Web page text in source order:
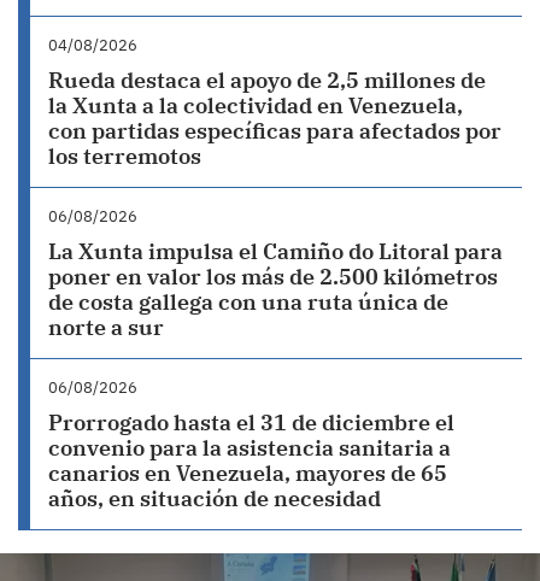
04/08/2026
Rueda destaca el apoyo de 2,5 millones de
la Xunta a la colectividad en Venezuela,
con partidas específicas para afectados por
los terremotos
06/08/2026
La Xunta impulsa el Camiño do Litoral para
poner en valor los más de 2.500 kilómetros
de costa gallega con una ruta única de
norte a sur
06/08/2026
Prorrogado hasta el 31 de diciembre el
convenio para la asistencia sanitaria a
canarios en Venezuela, mayores de 65
años, en situación de necesidad